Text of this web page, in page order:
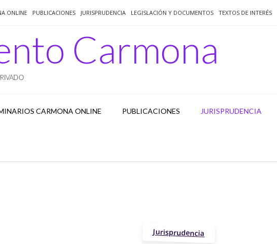
ONLINE PUBLICACIONES JURISPRUDENCIA LEGISLACIÓN Y DOCUMENTOS TEXTOS DE INTERÉS
Carmona
CARMONA ONLINE PUBLICACIONES JURISPRUDENCIA
Jurisprudencia